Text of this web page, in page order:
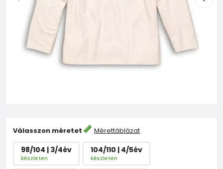
Válasszon méretet Mérettáblázat
98/104 | 3/4év
készleten
104/110 | 4/5év
készleten